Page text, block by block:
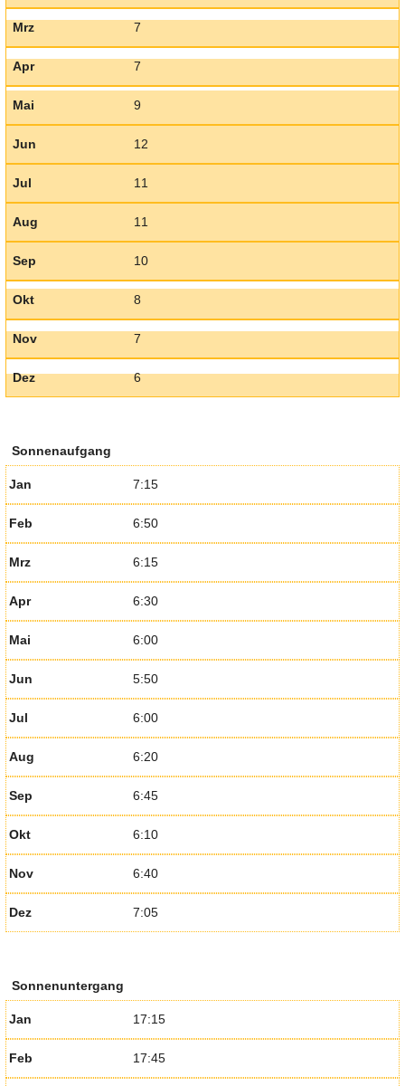
Mrz 7
Apr 7
Mai 9
Jun 12
Jul 11
Aug 11
Sep 10
Okt 8
Nov 7
Dez 6
Sonnenaufgang
Jan 7:15
Feb 6:50
Mrz 6:15
Apr 6:30
Mai 6:00
Jun 5:50
Jul 6:00
Aug 6:20
Sep 6:45
Okt 6:10
Nov 6:40
Dez 7:05
Sonnenuntergang
Jan 17:15
Feb 17:45